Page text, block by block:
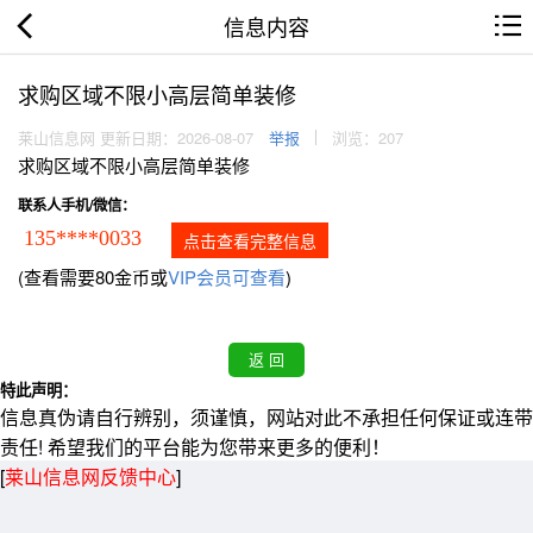
信息内容
求购区域不限小高层简单装修
莱山信息网 更新日期：2026-08-07 举报 浏览：207
求购区域不限小高层简单装修
联系人手机/微信：
135****0033 点击查看完整信息
(查看需要80金币或VIP会员可查看)
特此声明：
信息真伪请自行辨别，须谨慎，网站对此不承担任何保证或连带
责任! 希望我们的平台能为您带来更多的便利！
[莱山信息网反馈中心]